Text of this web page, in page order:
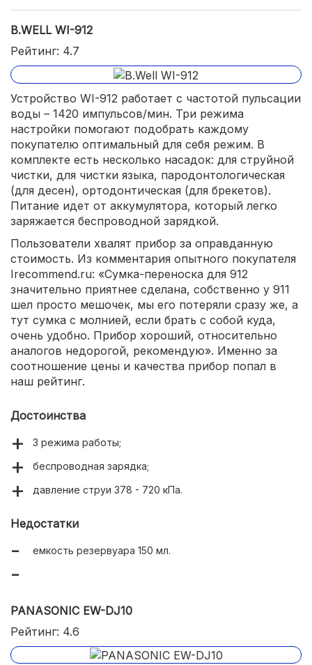
B.WELL WI-912
Рейтинг: 4.7
Устройство WI-912 работает с частотой пульсации
воды – 1420 импульсов/мин. Три режима
настройки помогают подобрать каждому
покупателю оптимальный для себя режим. В
комплекте есть несколько насадок: для струйной
чистки, для чистки языка, пародонтологическая
(для десен), ортодонтическая (для брекетов).
Питание идет от аккумулятора, который легко
заряжается беспроводной зарядкой.
Пользователи хвалят прибор за оправданную
стоимость. Из комментария опытного покупателя
Irecommend.ru: «Сумка-переноска для 912
значительно приятнее сделана, собственно у 911
шел просто мешочек, мы его потеряли сразу же, а
тут сумка с молнией, если брать с собой куда,
очень удобно. Прибор хороший, относительно
аналогов недорогой, рекомендую». Именно за
соотношение цены и качества прибор попал в
наш рейтинг.
Достоинства
3 режима работы;
беспроводная зарядка;
давление струи 378 - 720 кПа.
Недостатки
емкость резервуара 150 мл.
PANASONIC EW-DJ10
Рейтинг: 4.6